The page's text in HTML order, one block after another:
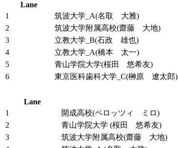
Lane
1
筑波大学_A(名取 大雅)
2
筑波大学附属高校(齋藤 大地)
3
立教大学_B(石政 雄也)
4
立教大学_A(橋本 太一)
5
青山学院大学(桜田 悠希友)
6
東京医科歯科大学_C(榊原 遼太郎)
Lane
1
開成高校(ペロッツィ ミロ)
2
青山学院大学 (桜田 悠希友)
3
筑波大学附属高校(齋藤 大地)